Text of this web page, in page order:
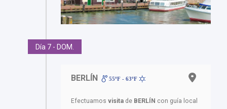
Día 7 - DOM.
BERLÍN 55ºF - 63ºF
Efectuamos visita de BERLÍN con guía local